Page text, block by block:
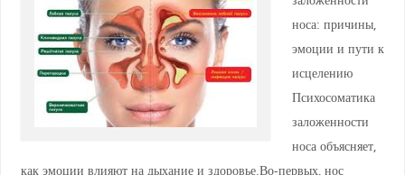
носа: причины,
эмоции и пути к
исцелению
Психосоматика
заложенности
носа объясняет,
как эмоции влияют на дыхание и здоровье.Во-первых, нос